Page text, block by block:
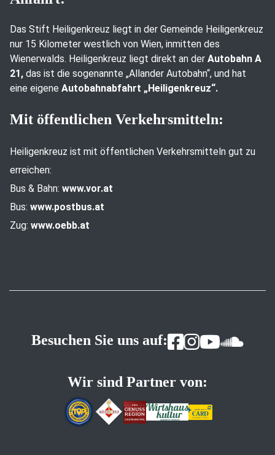
Das Stift Heiligenkreuz liegt in der Gemeinde Heiligenkreuz
nur 15 Kilometer westlich von Wien, inmitten des
Wienerwalds. Heiligenkreuz liegt direkt an der Autobahn A
21, das ist die sogenannte „Allander Autobahn“, und hat
eine eigene Autobahnabfahrt „Heiligenkreuz“.
Mit öffentlichen Verkehrsmitteln:
Heiligenkreuz ist mit öffentlichen Verkehrsmitteln gut zu
erreichen:
Bus & Bahn: www.vor.at
Bus: www.postbus.at
Zug: www.oebb.at
Besuchen Sie uns auf:
Wir sind Partner von: